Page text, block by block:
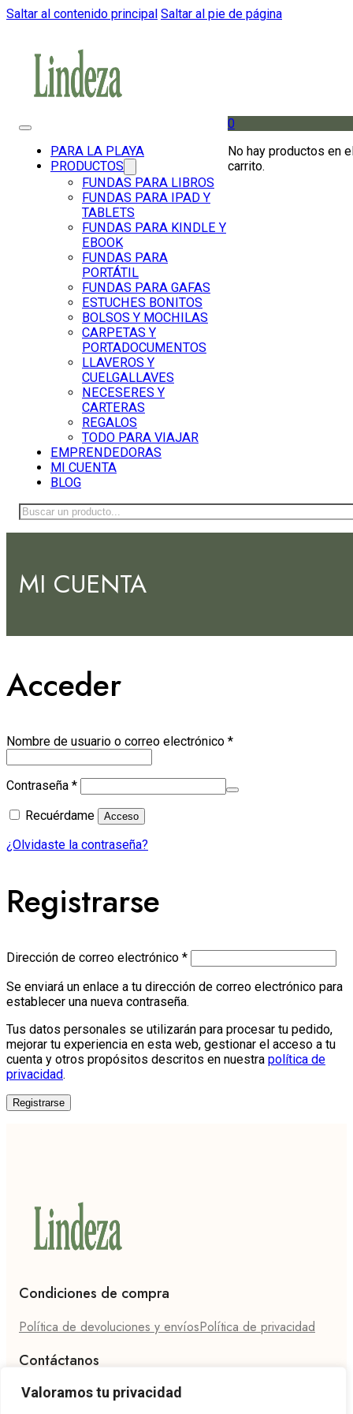
Valoramos tu privacidad
Saltar al contenido principal Saltar al pie de página
PARA LA PLAYA
PRODUCTOS
FUNDAS PARA LIBROS
FUNDAS PARA IPAD Y
TABLETS
FUNDAS PARA KINDLE Y
EBOOK
FUNDAS PARA
PORTÁTIL
FUNDAS PARA GAFAS
ESTUCHES BONITOS
BOLSOS Y MOCHILAS
CARPETAS Y
PORTADOCUMENTOS
LLAVEROS Y
CUELGALLAVES
NECESERES Y
CARTERAS
REGALOS
TODO PARA VIAJAR
EMPRENDEDORAS
MI CUENTA
BLOG
0
No hay productos en
carrito.
Buscar
MI CUENTA
Acceder
Nombre de usuario o correo electrónico *Obligatorio
Contraseña *Obligatorio
Recuérdame Acceso
¿Olvidaste la contraseña?
Registrarse
Dirección de correo electrónico *Obligatorio
Se enviará un enlace a tu dirección de correo electrónico para
establecer una nueva contraseña.
Tus datos personales se utilizarán para procesar tu pedido,
mejorar tu experiencia en esta web, gestionar el acceso a tu
cuenta y otros propósitos descritos en nuestra política de
privacidad.
Registrarse
Condiciones de compra
Política de devoluciones y envíosPolítica de privacidad
Contáctanos
Teléfono: 624 27 86 94Email: hola@lindeza.es